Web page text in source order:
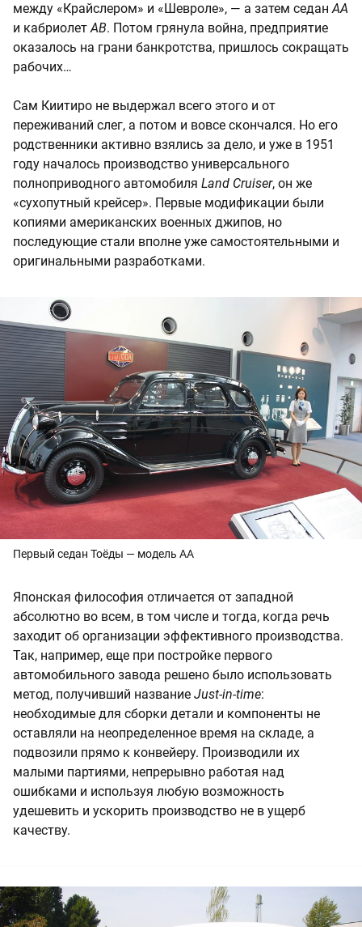
между «Крайслером» и «Шевроле», — а затем седанAA
и кабриолетAB. Потом грянула война, предприятие
оказалось на грани банкротства, пришлось сокращать
рабочих…
Сам Киитиро не выдержал всего этого и от
переживаний слег, а потом и вовсе скончался. Но его
родственники активно взялись за дело, и уже в 1951
году началось производство универсального
полноприводного автомобиля Land Cruiser, он же
«сухопутный крейсер». Первые модификации были
копиями американских военных джипов, но
последующие стали вполне уже самостоятельными и
оригинальными разработками.
Первый седан Тоёды — модель AA
Японская философия отличается от западной
абсолютно во всем, в том числе и тогда, когда речь
заходит об организации эффективного производства.
Так, например, еще при постройке первого
автомобильного завода решено было использовать
метод, получивший название Just-in-time:
необходимые для сборки детали и компоненты не
оставляли на неопределенное время на складе, а
подвозили прямо к конвейеру. Производили их
малыми партиями, непрерывно работая над
ошибками и используя любую возможность
удешевить и ускорить производство не в ущерб
качеству.